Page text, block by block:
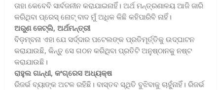
ତାହା କେବେବି ସାର୍ବଜନୀନ କରାଯାଇନାହିଁ। ଅର୍ଥ ମନ୍ତ୍ରଣାଳୟ ଆଜି ଜାରି
କରିଥିବା ପ୍ରେସ୍‌ ନୋଟ୍‌ ବାଦ ମୁଁ ଅଧିକ କିଛି କହିପାରିବି ନାହିଁ।
ଅରୁଣ ଜେଟ୍‌ଲି, ଅର୍ଥମନ୍ତ୍ରୀ
ବିଡ଼ମ୍ବନା ଏହା ଯେ ସର୍ଦ୍ଦାର ପଟେଲଙ୍କ ପ୍ରତିମୂର୍ତ୍ତିକୁ ଉଦ୍‌ଘାଟନ
କରାଯାଉଛି, କିନ୍ତୁ ସେ ଗଠନ କରିଥିବା ପ୍ରତିଟି ଅନୁଷ୍ଠାନକୁ ନଷ୍ଟ
କରାଯାଉଛି।
ରାହୁଲ ଗାନ୍ଧୀ, କଂଗ୍ରେସ ଅଧ୍ୟକ୍ଷ
ରିଜର୍ଭ ବ୍ୟାଙ୍କ ଅଟଳ ରହିଛି। ବାସ୍ତବ ସ୍ଥିତି ବୁଝିବାକୁ ଚାହୁଁନାହିଁ। ରିଜର୍ଭ